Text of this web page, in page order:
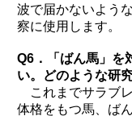
波で届かないよう
察に使用します。
Q6．「ばん馬」を
い。どのような研
これまでサラブ
体格をもつ馬、ば